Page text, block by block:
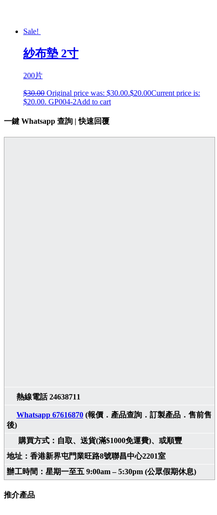
Sale!
紗布墊 2寸
200片
$30.00 Original price was: $30.00.$20.00Current price is:
$20.00. GP004-2Add to cart
一鍵 Whatsapp 查詢 | 快速回覆
熱線電話 24638711
Whatsapp 67616870 (報價．產品查詢．訂製產品．售前售
後)
購買方式：自取、送貨(滿$1000免運費)、或順豐
地址：香港新界屯門業旺路8號聯昌中心2201室
辦工時間：星期一至五 9:00am – 5:30pm (公眾假期休息)
推介產品